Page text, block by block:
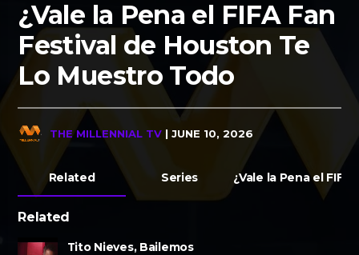
¿Vale la Pena el FIFA Fan
Festival de Houston Te
Lo Muestro Todo
THE MILLENNIAL TV | JUNE 10, 2026
Related Series ¿Vale la Pena el
Related
Tito Nieves, Bailemos